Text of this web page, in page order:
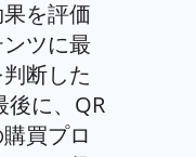
を評価
ツに最
断した
後に、QR
買プロ